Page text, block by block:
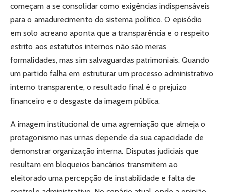
começam a se consolidar como exigências indispensáveis
para o amadurecimento do sistema político. O episódio
em solo acreano aponta que a transparência e o respeito
estrito aos estatutos internos não são meras
formalidades, mas sim salvaguardas patrimoniais. Quando
um partido falha em estruturar um processo administrativo
interno transparente, o resultado final é o prejuízo
financeiro e o desgaste da imagem pública.
A imagem institucional de uma agremiação que almeja o
protagonismo nas urnas depende da sua capacidade de
demonstrar organização interna. Disputas judiciais que
resultam em bloqueios bancários transmitem ao
eleitorado uma percepção de instabilidade e falta de